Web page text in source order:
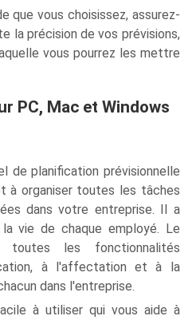
que vous choisissez, assurez-
la précision de vos prévisions,
vous pourrez les mettre
PC, Mac et Windows
de planification prévisionnelle
à organiser toutes les tâches
dans votre entreprise. Il a
vie de chaque employé. Le
les fonctionnalités
à l'affectation et à la
dans l'entreprise.
à utiliser qui vous aide à